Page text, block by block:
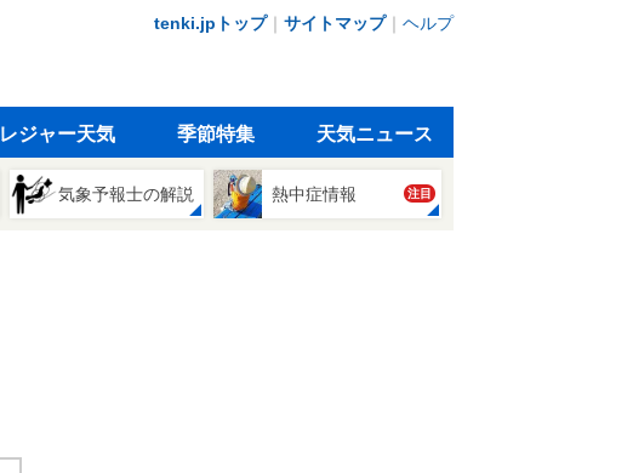
tenki.jpトップ｜ サイトマップ｜ ヘルプ
レジャー天気 季節特集 天気ニュース
気象予報士の解説 熱中症情報 注目